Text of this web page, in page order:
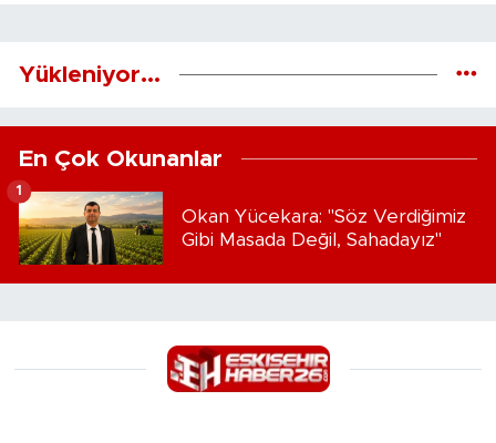
Yükleniyor...
En Çok Okunanlar
Okan Yücekara: "Söz Verdiğimiz
Gibi Masada Değil, Sahadayız"
1